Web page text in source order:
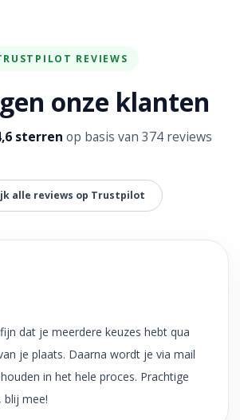
REVIEWS
onze klanten
sterren op basis van 374 reviews
alle reviews op Trustpilot
dat je meerdere keuzes hebt qua
je plaats. Daarna wordt je via mail
in het hele proces. Prachtige
blij mee!